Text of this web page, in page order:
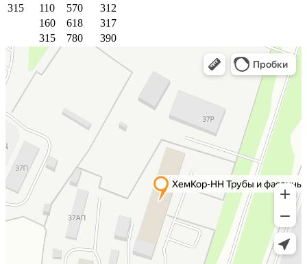
315
110 570
312
160
618
317
315
780 390